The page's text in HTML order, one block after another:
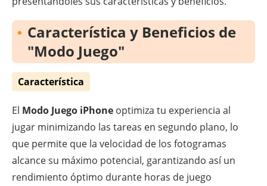
Característica y Beneficios de
"Modo Juego"
Característica
El Modo Juego iPhone optimiza tu experiencia al
jugar minimizando las tareas en segundo plano, lo
que permite que la velocidad de los fotogramas
alcance su máximo potencial, garantizando así un
rendimiento óptimo durante horas de juego